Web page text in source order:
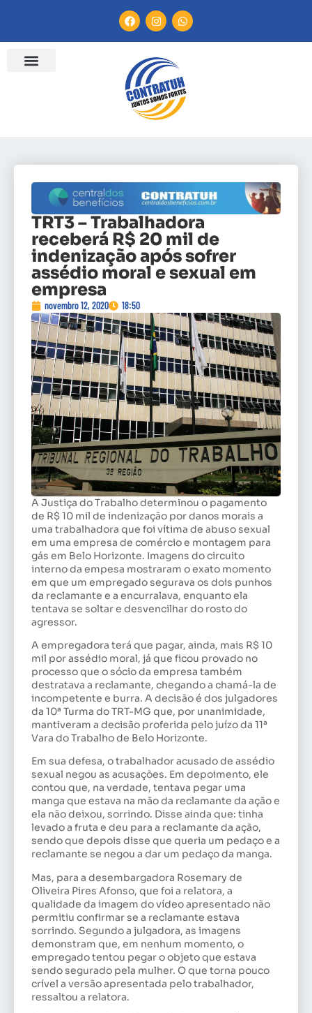
TRT3 – Trabalhadora
receberá R$ 20 mil de
indenização após sofrer
assédio moral e sexual em
empresa
novembro 12, 2020 18:50
A Justiça do Trabalho determinou o pagamento
de R$ 10 mil de indenização por danos morais a
uma trabalhadora que foi vítima de abuso sexual
em uma empresa de comércio e montagem para
gás em Belo Horizonte. Imagens do circuito
interno da empesa mostraram o exato momento
em que um empregado segurava os dois punhos
da reclamante e a encurralava, enquanto ela
tentava se soltar e desvencilhar do rosto do
agressor.
A empregadora terá que pagar, ainda, mais R$ 10
mil por assédio moral, já que ficou provado no
processo que o sócio da empresa também
destratava a reclamante, chegando a chamá-la de
incompetente e burra. A decisão é dos julgadores
da 10ª Turma do TRT-MG que, por unanimidade,
mantiveram a decisão proferida pelo juízo da 11ª
Vara do Trabalho de Belo Horizonte.
Em sua defesa, o trabalhador acusado de assédio
sexual negou as acusações. Em depoimento, ele
contou que, na verdade, tentava pegar uma
manga que estava na mão da reclamante da ação e
ela não deixou, sorrindo. Disse ainda que: tinha
levado a fruta e deu para a reclamante da ação,
sendo que depois disse que queria um pedaço e a
reclamante se negou a dar um pedaço da manga.
Mas, para a desembargadora Rosemary de
Oliveira Pires Afonso, que foi a relatora, a
qualidade da imagem do vídeo apresentado não
permitiu confirmar se a reclamante estava
sorrindo. Segundo a julgadora, as imagens
demonstram que, em nenhum momento, o
empregado tentou pegar o objeto que estava
sendo segurado pela mulher. O que torna pouco
crível a versão apresentada pelo trabalhador,
ressaltou a relatora.